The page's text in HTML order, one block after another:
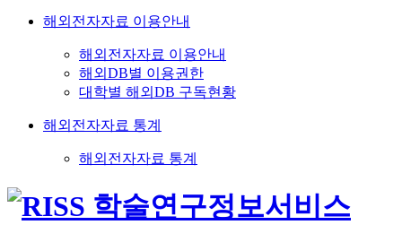
해외전자자료 이용안내
해외전자자료 이용안내
해외DB별 이용권한
대학별 해외DB 구독현황
해외전자자료 통계
해외전자자료 통계